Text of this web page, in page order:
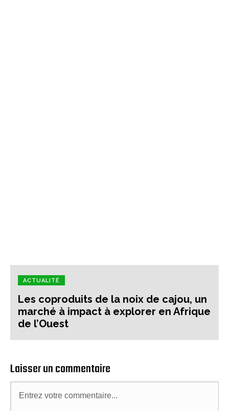
ACTUALITÉ
Les coproduits de la noix de cajou, un
marché à impact à explorer en Afrique
de l’Ouest
Laisser un commentaire